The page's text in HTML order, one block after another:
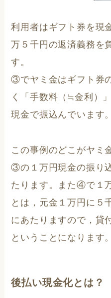
利用者はギフト券を現
万５千円の返済義務を
す。
③でヤミ金はギフト券
く「手数料（≒金利）
現金で振込んでいます。
この事例のどこがヤミ
③の１万円現金の振り
たります。また④で１
とは，元金１万円に５
にあたりますので，貸
ということになります。
後払い現金化とは？